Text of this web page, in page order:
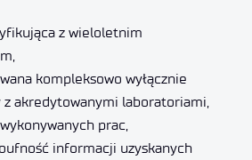
z wieloletnim
kompleksowo wyłącznie
z akredytowanymi laboratoriami,
prac,
informacji uzyskanych